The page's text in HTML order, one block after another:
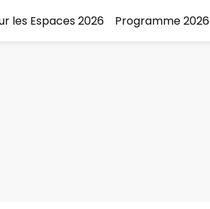
les Espaces 2026 Programme 2026